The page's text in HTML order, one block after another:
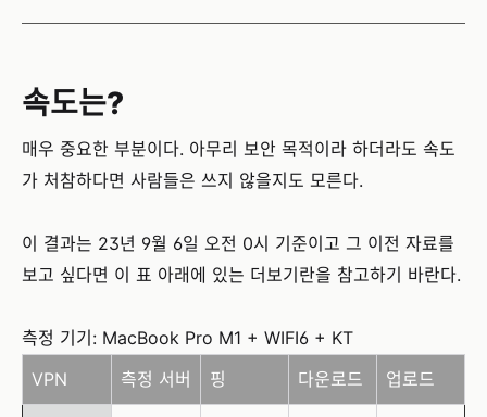
속도는?
매우 중요한 부분이다. 아무리 보안 목적이라 하더라도 속도
가 처참하다면 사람들은 쓰지 않을지도 모른다.
이 결과는 23년 9월 6일 오전 0시 기준이고 그 이전 자료를
보고 싶다면 이 표 아래에 있는 더보기란을 참고하기 바란다.
측정 기기: MacBook Pro M1 + WIFI6 + KT
VPN
측정 서버 핑 다운로드 업로드